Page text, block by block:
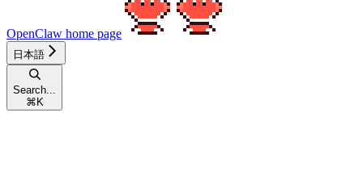
OpenClaw home page
日本語
Search...
⌘ K